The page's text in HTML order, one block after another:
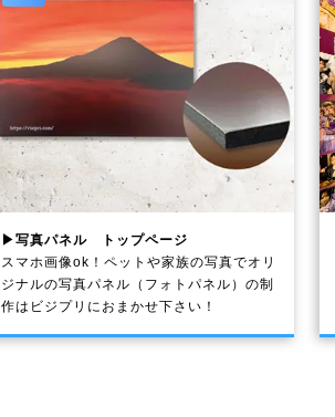
▶写真パネル トップページ
スマホ画像ok！ペットや家族の写真でオリ
ジナルの写真パネル（フォトパネル）の制
作はビジプリにおまかせ下さい！